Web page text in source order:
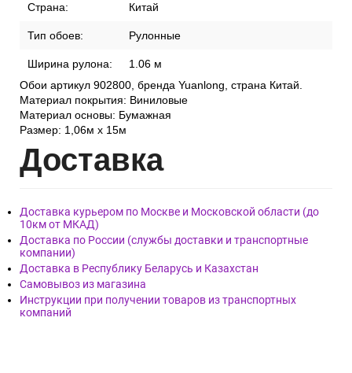
Страна: Китай
Тип обоев: Рулонные
Ширина рулона:
1.06 м
Обои артикул 902800, бренда Yuanlong, страна Китай.
Материал покрытия: Виниловые
Материал основы: Бумажная
Размер: 1,06м x 15м
Доставка
Доставка курьером по Москве и Московской области (до
10км от МКАД)
Доставка по России (службы доставки и транспортные
компании)
Доставка в Республику Беларусь и Казахстан
Самовывоз из магазина
Инструкции при получении товаров из транспортных
компаний